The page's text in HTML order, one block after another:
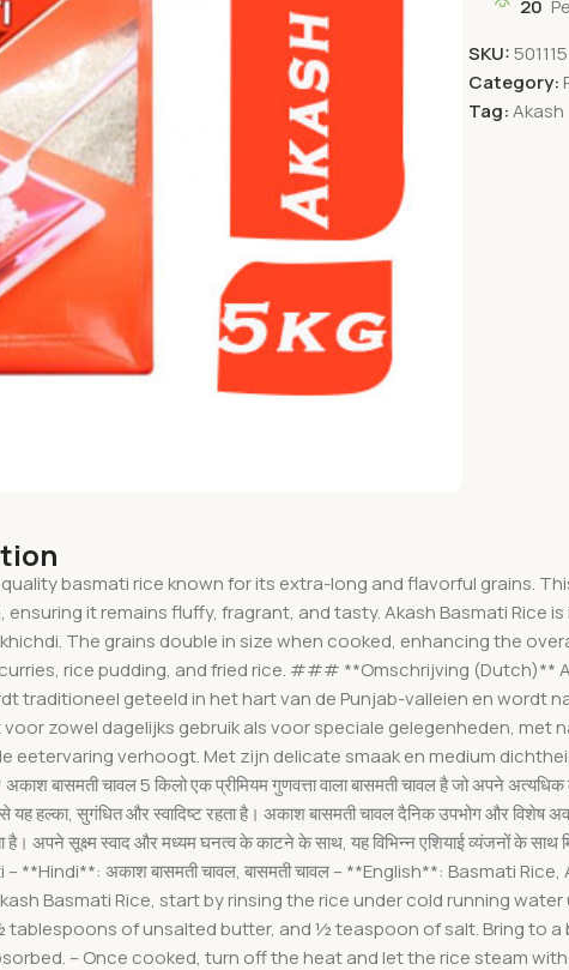
20
SKU:
Category:
Tag:Akash
basmati rice known for its extra-long and flavorful grains.
it remains fluffy, fragrant, and tasty. Akash Basmati
The grains double in size when cooked, enhancing the
rice pudding, and fried rice. ### **Omschrijving (Dutch)**
traditioneel geteeld in het hart van de Punjab-valleien en wordt
zowel dagelijks gebruik als voor speciale gelegenheden, met
eetervaring verhoogt. Met zijn delicate smaak en medium
चावल 5 किलो एक प्रीमियम गुणवत्ता वाला बासमती चावल है जो अपने अत्यधिक लंबे
यह हल्का, सुगंधित और स्वादिष्ट रहता है। अकाश बासमती चावल दैनिक उपभोग और विशेष
है। अपने सूक्ष्म स्वाद और मध्यम घनत्व के काटने के साथ, यह विभिन्न एशियाई व्यंजनों
अकाश बासमती चावल, बासमती चावल – **English**: Basmati
Basmati Rice, start by rinsing the rice under cold running
of unsalted butter, and ½ teaspoon of salt. Bring to
– Once cooked, turn off the heat and let the rice steam